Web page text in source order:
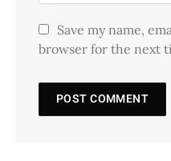
Save my name,
browser for the next